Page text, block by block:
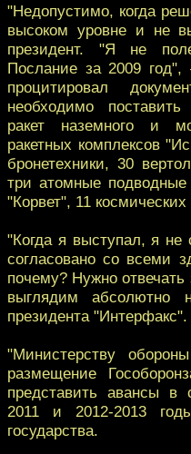
"Недопустимо, когда
высоком уровне и не
президент. "Я не
Послание за 2009
процитировал
необходимо
ракет наземного и
ракетных комплексов
бронетехники, 30
три атомные
"Корвет", 11 космических
"Когда я выступал, я
согласовано со всеми
почему? Нужно
выглядим абсолютно
президента "Интерфакс".
"Министерству
размещение
представить авансы в
2011 и 2012-2013
государства.